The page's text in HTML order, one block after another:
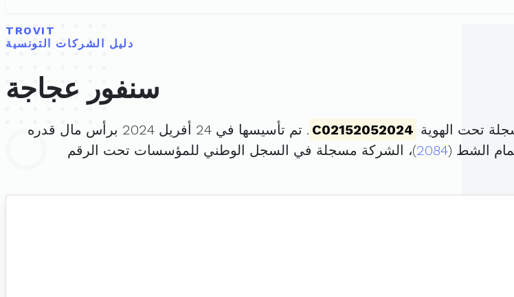
TROVIT
دليل الشركات التونسية
سنفور عجاجة
تحت الهوية C02152052024 . تم تأسيسها في 24 أفريل 2024 برأس مال قدره
2084)، الشركة مسجلة في السجل الوطني للمؤسسات تحت الرقم